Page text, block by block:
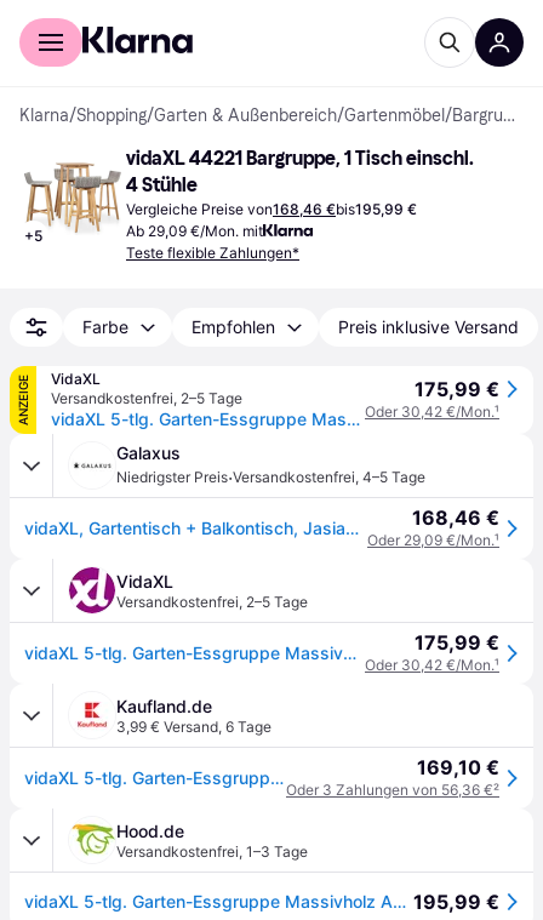
Für Shopper
Klarna/Shopping/Garten & Außenbereich/Gartenmöbel / Bargruppen
+5
vidaXL 44221 Bargruppe, 1 Tisch einschl.
4 Stühle
Vergleiche Preise von168,46 €bis195,99 €
Ab 29,09 €/Mon. mit
Teste flexible Zahlungen*
Farbe Empfohlen Preis inklusive Versand
ANZEIGE
VidaXL
Versandkostenfrei, 2–5 Tage
vidaXL 5-tlg. Garten-Essgruppe Massivholz Akazie
175,99 €
Oder 30,42 €/Mon.¹
Galaxus
Niedrigster Preis·Versandkostenfrei, 4–5 Tage
vidaXL, Gartentisch + Balkontisch, Jasiah (60 x 60 x 105cm) 168,46 €
Oder 29,09 €/Mon.¹
VidaXL
Versandkostenfrei, 2–5 Tage
vidaXL 5-tlg. Garten-Essgruppe Massivholz Akazie 175,99 €
Oder 30,42 €/Mon.¹
Kaufland.de
3,99 € Versand, 6 Tage
vidaXL 5-tlg. Garten-Essgruppe Massivholz Akazie 169,10 €
Oder 3 Zahlungen von 56,36 €²
Hood.de
Versandkostenfrei, 1–3 Tage
vidaXL 5-tlg. Garten-Essgruppe Massivholz Akazie 195,99 €